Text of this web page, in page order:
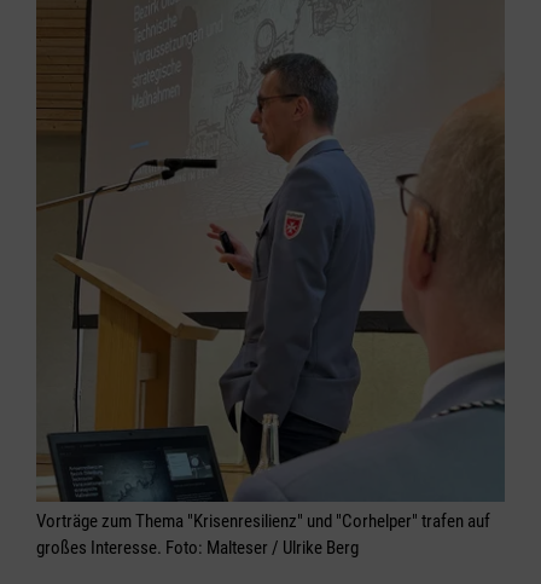
Vorträge zum Thema "Krisenresilienz" und "Corhelper" trafen auf
großes Interesse. Foto: Malteser / Ulrike Berg